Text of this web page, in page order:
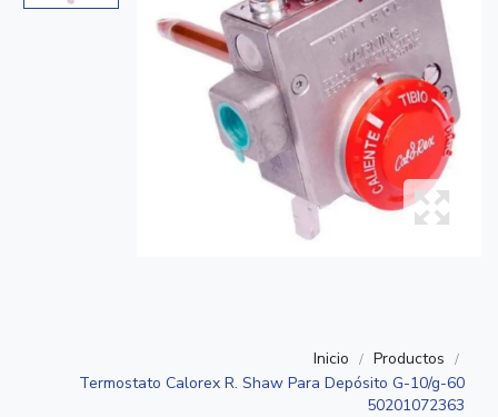
Inicio
Productos
Termostato Calorex R. Shaw Para Depósito G-10/g-60
50201072363